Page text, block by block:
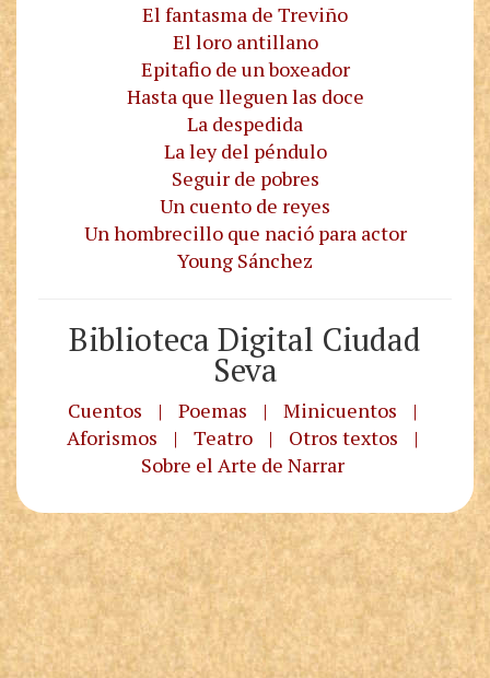
El fantasma de Treviño
El loro antillano
Epitafio de un boxeador
Hasta que lleguen las doce
La despedida
La ley del péndulo
Seguir de pobres
Un cuento de reyes
Un hombrecillo que nació para actor
Young Sánchez
Biblioteca Digital Ciudad
Seva
Cuentos | Poemas | Minicuentos
|
Aforismos
| Teatro | Otros textos
|
Sobre el Arte de Narrar